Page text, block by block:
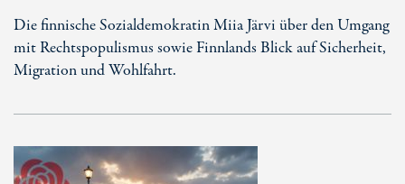
Die finnische Sozialdemokratin Miia Järvi über den Umgang
mit Rechtspopulismus sowie Finnlands Blick auf Sicherheit,
Migration und Wohlfahrt.